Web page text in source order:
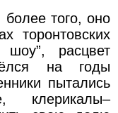
того, оно
торонтовских
шоу”, расцвет
на годы
пытались
клерикалы–